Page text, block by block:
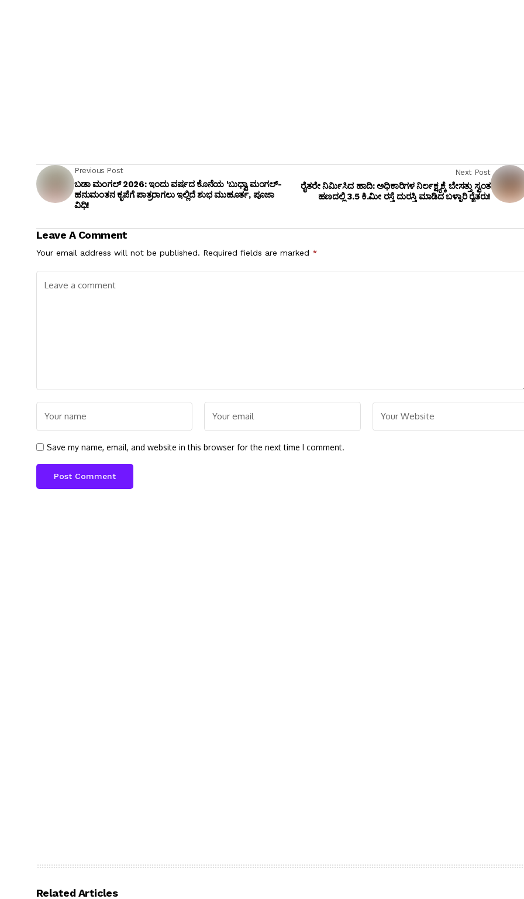
Previous Post
ಬಡಾ ಮಂಗಲ್ 2026: ಇಂದು ವರ್ಷದ ಕೊನೆಯ 'ಬುಧ್ವಾ ಮಂಗಲ್-
ಹನುಮಂತನ ಕೃಪೆಗೆ ಪಾತ್ರರಾಗಲು ಇಲ್ಲಿದೆ ಶುಭ ಮುಹೂರ್ತ, ಪೂಜಾ
ವಿಧಿ!
Next Post
ರೈತರೇ ನಿರ್ಮಿಸಿದ ಹಾದಿ: ಅಧಿಕಾರಿಗಳ ನಿರ್ಲಕ್ಷ್ಯಕ್ಕೆ ಬೇಸತ್ತು ಸ್ವಂತ
ಹಣದಲ್ಲಿ 3.5 ಕಿ.ಮೀ ರಸ್ತೆ ದುರಸ್ತಿ ಮಾಡಿದ ಬಳ್ಳಾರಿ ರೈತರು!
Leave A Comment
Your email address will not be published. Required fields are marked *
Save my name, email, and website in this browser for the next time I comment.
Related Articles